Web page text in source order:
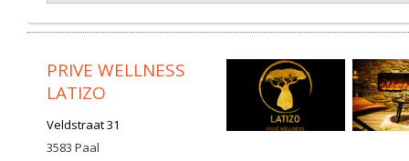
PRIVE WELLNESS
LATIZO
Veldstraat 31
3583 Paal